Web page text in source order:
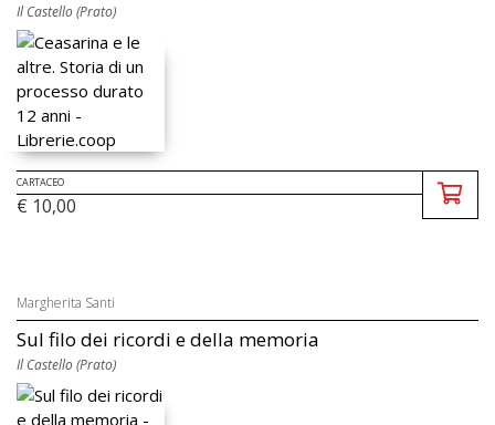
Il Castello (Prato)
CARTACEO
€ 10,00
Margherita Santi
Sul filo dei ricordi e della memoria
Il Castello (Prato)